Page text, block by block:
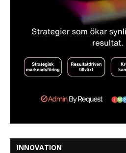
INNOVATION